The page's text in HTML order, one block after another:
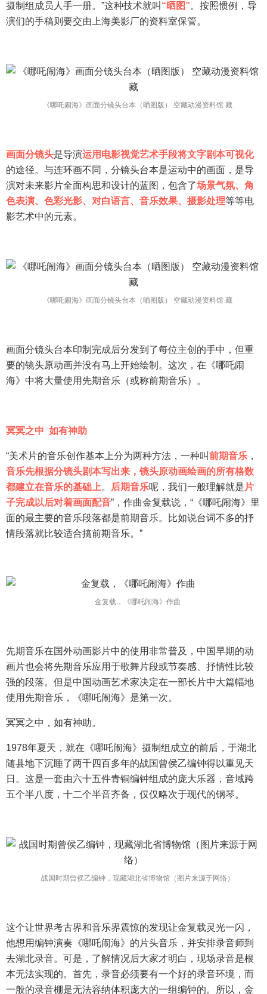
摄制组成员人手一册。”这种技术就叫 “晒图”。按照惯例，导
演们的手稿则要交由上海美影厂的资料室保管。
《哪吒闹海》画面分镜头台本（晒图版） 空藏动漫资料馆 藏
画面分镜头是导演运用电影视觉艺术手段将文字剧本可视化
的途径。与连环画不同，分镜头台本是运动中的画面，是导
演对未来影片全面构思和设计的蓝图，包含了场景气氛、角
色表演、色彩光影、对白语言、音乐效果、摄影处理等等电
影艺术中的元素。
《哪吒闹海》画面分镜头台本（晒图版） 空藏动漫资料馆 藏
画面分镜头台本印制完成后分发到了每位主创的手中，但重
要的镜头原动画并没有马上开始绘制。这次，在《哪吒闹
海》中将大量使用先期音乐（或称前期音乐）。
冥冥之中 如有神助
“美术片的音乐创作基本上分为两种方法，一种叫前期音乐 ，
音乐先根据分镜头剧本写出来，镜头原动画绘画的所有格数
都建立在音乐的基础上。 后期音乐呢，我们一般理解就是 片
子完成以后对着画面配音”，作曲金复载说，“《哪吒闹海》里
面的最主要的音乐段落都是前期音乐。比如说台词不多的抒
情段落就比较适合搞前期音乐。”
金复载，《哪吒闹海》作曲
先期音乐在国外动画影片中的使用非常普及，中国早期的动
画片也会将先期音乐应用于歌舞片段或节奏感、抒情性比较
强的段落。但是中国动画艺术家决定在一部长片中大篇幅地
使用先期音乐，《哪吒闹海》是第一次。
冥冥之中，如有神助。
1978年夏天，就在《哪吒闹海》摄制组成立的前后，于湖北
随县地下沉睡了两千四百多年的战国曾侯乙编钟得以重见天
日。这是一套由六十五件青铜编钟组成的庞大乐器，音域跨
五个半八度，十二个半音齐备，仅仅略次于现代的钢琴。
战国时期曾侯乙编钟，现藏湖北省博物馆（图片来源于网络）
这个让世界考古界和音乐界震惊的发现让金复载灵光一闪，
他想用编钟演奏《哪吒闹海》的片头音乐，并安排录音师到
去湖北录音。可是，了解情况后大家才明白，现场录音是根
本无法实现的。首先，录音必须要有一个好的录音环境，而
一般的录音棚是无法容纳体积庞大的一组编钟的。所以，金